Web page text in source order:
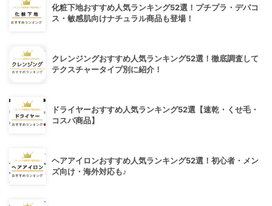
化粧下地おすすめ人気ランキング52選！プチプラ・デパコ
ス・敏感肌向けナチュラル商品も登場！
クレンジングおすすめ人気ランキング52選！徹底調査して
テクスチャータイプ別に紹介！
ドライヤーおすすめ人気ランキング52選【速乾・くせ毛・
コスパ商品】
ヘアアイロンおすすめ人気ランキング52選！初心者・メン
ズ向け・海外対応も♪